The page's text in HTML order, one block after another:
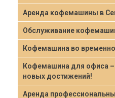
Аренда кофемашины в
Обслуживание
Кофемашина во
Кофемашина для офиса
новых достижений!
Аренда